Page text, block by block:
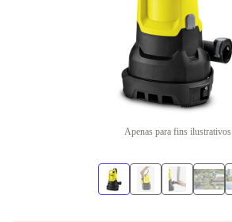
Apenas para fins ilustrativos